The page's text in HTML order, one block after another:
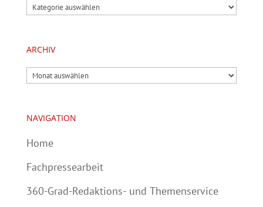
Kategorien
ARCHIV
Archiv
NAVIGATION
Home
Fachpressearbeit
360-Grad-Redaktions- und Themenservice